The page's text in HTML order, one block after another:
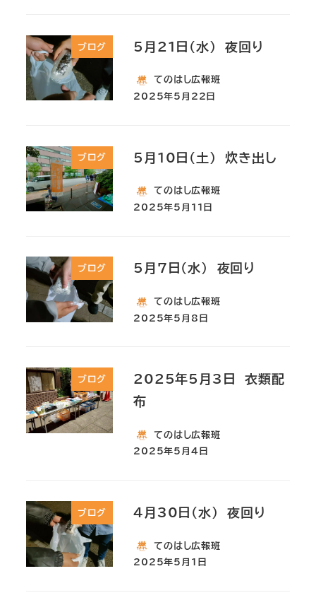
ブログ 5月21日(水) 夜回り
てのはし広報班
2025年5月22日
ブログ 5月10日(土) 炊き出し
てのはし広報班
2025年5月11日
ブログ 5月7日(水) 夜回り
てのはし広報班
2025年5月8日
ブログ
2025年5月3日 衣類配
布
てのはし広報班
2025年5月4日
ブログ ４月30日(水) 夜回り
てのはし広報班
2025年5月1日